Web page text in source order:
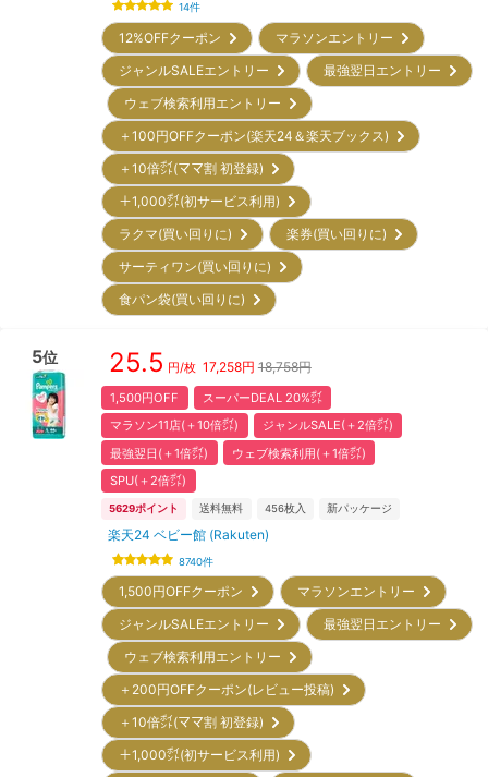
14件
12%OFFクーポン
マラソンエントリー
ジャンルSALEエントリー
最強翌日エントリー
ウェブ検索利用エントリー
＋100円OFFクーポン(楽天24＆楽天ブックス)
＋10倍㌽(ママ割 初登録)
＋1,000㌽(初サービス利用)
ラクマ(買い回りに)
楽券(買い回りに)
サーティワン(買い回りに)
食パン袋(買い回りに)
5位 25.5 円/枚 17,258円 18,758円
1,500円OFF
スーパーDEAL 20%㌽
マラソン11店(＋10倍㌽)
ジャンルSALE(＋2倍㌽)
最強翌日(＋1倍㌽)
ウェブ検索利用(＋1倍㌽)
SPU(＋2倍㌽)
5629ポイント 送料無料 456枚入 新パッケージ
楽天24 ベビー館 (Rakuten)
8740件
1,500円OFFクーポン
マラソンエントリー
ジャンルSALEエントリー
最強翌日エントリー
ウェブ検索利用エントリー
＋200円OFFクーポン(レビュー投稿)
＋10倍㌽(ママ割 初登録)
＋1,000㌽(初サービス利用)